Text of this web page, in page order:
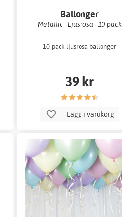
Ballonger
Metallic - Ljusrosa - 10-pack
10-pack ljusrosa ballonger
39 kr
Lägg i varukorg